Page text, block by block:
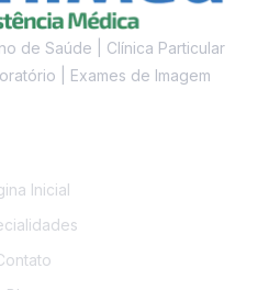
de Saúde | Clínica Particular
| Exames de Imagem
Inicial